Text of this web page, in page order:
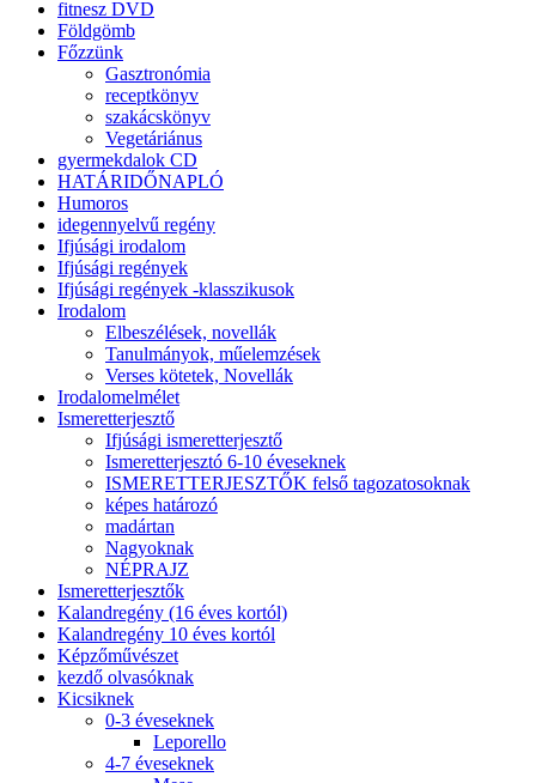
fitnesz DVD
Földgömb
Főzzünk
Gasztronómia
receptkönyv
szakácskönyv
Vegetáriánus
gyermekdalok CD
HATÁRIDŐNAPLÓ
Humoros
idegennyelvű regény
Ifjúsági irodalom
Ifjúsági regények
Ifjúsági regények -klasszikusok
Irodalom
Elbeszélések, novellák
Tanulmányok, műelemzések
Verses kötetek, Novellák
Irodalomelmélet
Ismeretterjesztő
Ifjúsági ismeretterjesztő
Ismeretterjesztó 6-10 éveseknek
ISMERETTERJESZTŐK felső tagozatosoknak
képes határozó
madártan
Nagyoknak
NÉPRAJZ
Ismeretterjesztők
Kalandregény (16 éves kortól)
Kalandregény 10 éves kortól
Képzőművészet
kezdő olvasóknak
Kicsiknek
0-3 éveseknek
Leporello
4-7 éveseknek